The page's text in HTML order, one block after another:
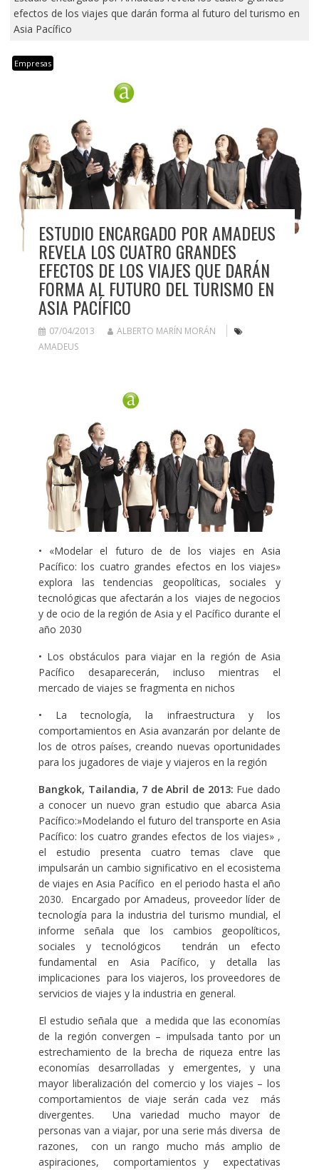
efectos de los viajes que darán forma al futuro del turismo en
Asia Pacífico
Empresas
ESTUDIO ENCARGADO POR AMADEUS
REVELA LOS CUATRO GRANDES
EFECTOS DE LOS VIAJES QUE DARÁN
FORMA AL FUTURO DEL TURISMO EN
ASIA PACÍFICO
07/04/2013
ALBERTO MARÍN MORÁN
AMADEUS
• «Modelar el futuro de de los viajes en Asia
Pacífico: los cuatro grandes efectos en los viajes»
explora las tendencias geopolíticas, sociales y
tecnológicas que afectarán a los viajes de negocios
y de ocio de la región de Asia y el Pacífico durante el
año 2030
• Los obstáculos para viajar en la región de Asia
Pacífico desaparecerán, incluso mientras el
mercado de viajes se fragmenta en nichos
• La tecnología, la infraestructura y los
comportamientos en Asia avanzarán por delante de
los de otros países, creando nuevas oportunidades
para los jugadores de viaje y viajeros en la región
Bangkok, Tailandia, 7 de Abril de 2013: Fue dado
a conocer un nuevo gran estudio que abarca Asia
Pacífico:»Modelando el futuro del transporte en Asia
Pacífico: los cuatro grandes efectos de los viajes» ,
el estudio presenta cuatro temas clave que
impulsarán un cambio significativo en el ecosistema
de viajes en Asia Pacífico en el periodo hasta el año
2030. Encargado por Amadeus, proveedor líder de
tecnología para la industria del turismo mundial, el
informe señala que los cambios geopolíticos,
sociales y tecnológicos tendrán un efecto
fundamental en Asia Pacífico, y detalla las
implicaciones para los viajeros, los proveedores de
servicios de viajes y la industria en general.
El estudio señala que a medida que las economías
de la región convergen – impulsada tanto por un
estrechamiento de la brecha de riqueza entre las
economías desarrolladas y emergentes, y una
mayor liberalización del comercio y los viajes – los
comportamientos de viaje serán cada vez más
divergentes. Una variedad mucho mayor de
personas van a viajar, por una serie más diversa de
razones, con un rango mucho más amplio de
aspiraciones, comportamientos y expectativas